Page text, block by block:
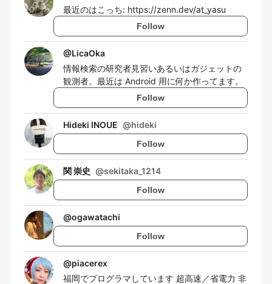
最近のはこっち: https://zenn.dev/at_yasu
Follow
@LicaOka
情報検索の研究者見習いあるいはガジェットの
観測者。最近は Android 用に何か作ってます。
Follow
Hideki INOUE @hideki
Follow
関 崇史 @sekitaka_1214
Follow
@ogawatachi
Follow
@piacerex
福岡でプログラマしています 超高速／省電力 非